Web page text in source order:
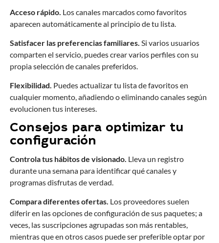
Acceso rápido. Los canales marcados como favoritos
aparecen automáticamente al principio de tu lista.
Satisfacer las preferencias familiares. Si varios usuarios
comparten el servicio, puedes crear varios perfiles con su
propia selección de canales preferidos.
Flexibilidad. Puedes actualizar tu lista de favoritos en
cualquier momento, añadiendo o eliminando canales según
evolucionen tus intereses.
Consejos para optimizar tu
configuración
Controla tus hábitos de visionado. Lleva un registro
durante una semana para identificar qué canales y
programas disfrutas de verdad.
Compara diferentes ofertas. Los proveedores suelen
diferir en las opciones de configuración de sus paquetes; a
veces, las suscripciones agrupadas son más rentables,
mientras que en otros casos puede ser preferible optar por